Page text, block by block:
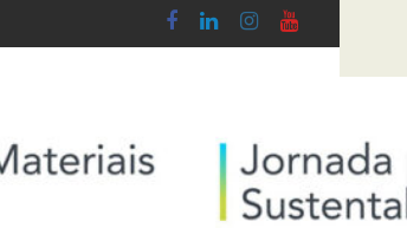
5-A/2026, de 28 de Janeiro
Diploma de transposição da Diretiva